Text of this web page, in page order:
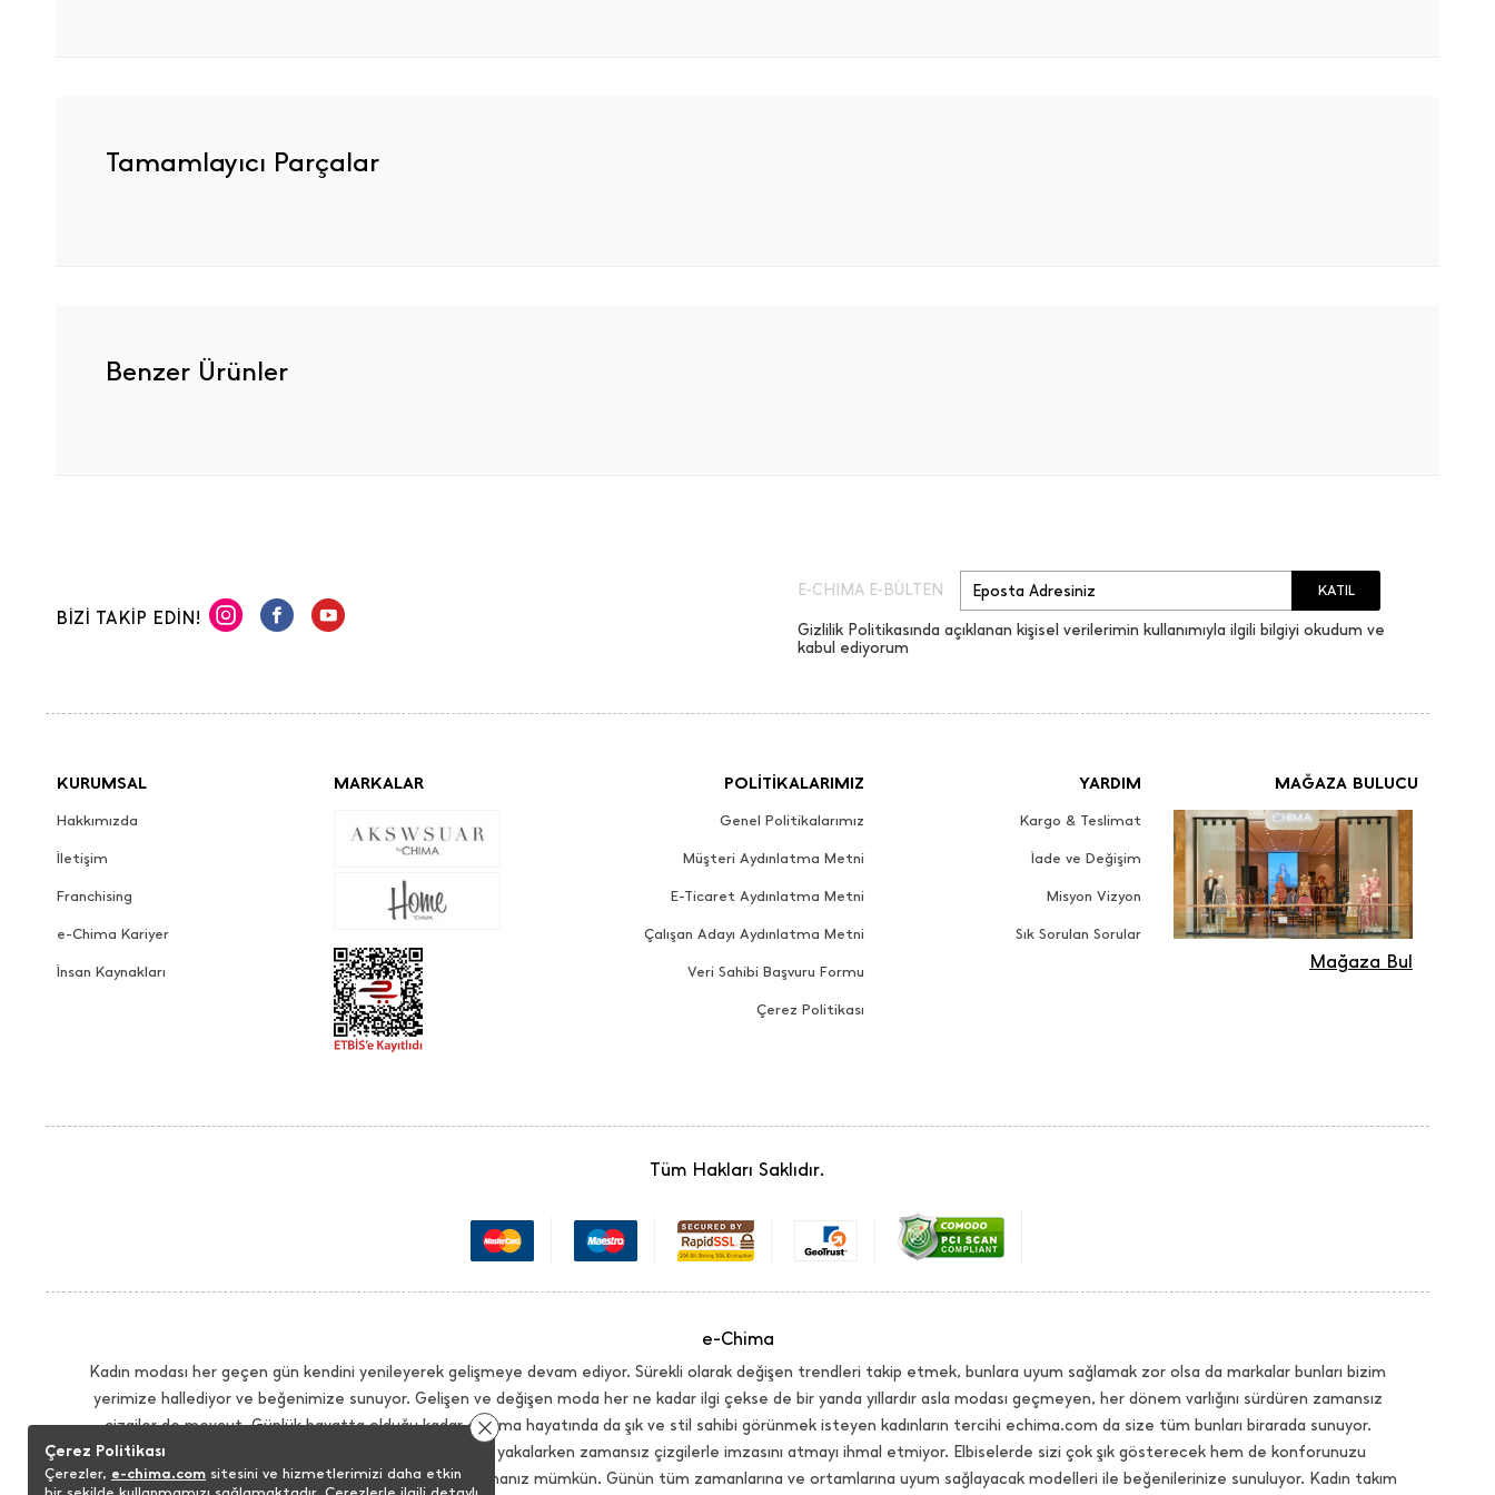
Benzer Ürünler
Tamamlayıcı Parçalar
BİZİ TAKİP EDİN!
E-CHIMA E-BÜLTEN KATIL
Gizlilik Politikasında açıklanan kişisel verilerimin kullanımıyla ilgili bilgiyi okudum ve
kabul ediyorum
KURUMSAL
Hakkımızda
İletişim
Franchising
e-Chima Kariyer
İnsan Kaynakları
MARKALAR POLİTİKALARIMIZ
Genel Politikalarımız
Müşteri Aydınlatma Metni
E-Ticaret Aydınlatma Metni
Çalışan Adayı Aydınlatma Metni
Veri Sahibi Başvuru Formu
Çerez Politikası
YARDIM
Kargo & Teslimat
İade ve Değişim
Misyon Vizyon
Sık Sorulan Sorular
MAĞAZA BULUCU
Mağaza Bul
Tüm Hakları Saklıdır.
e-Chima
Kadın modası her geçen gün kendini yenileyerek gelişmeye devam ediyor. Sürekli olarak değişen trendleri takip etmek, bunlara uyum sağlamak zor olsa da markalar bunları bizim
yerimize hallediyor ve beğenimize sunuyor. Gelişen ve değişen moda her ne kadar ilgi çekse de bir yanda yıllardır asla modası geçmeyen, her dönem varlığını sürdüren zamansız
çizgiler de mevcut. Günlük hayatta olduğu kadar çalışma hayatında da şık ve stil sahibi görünmek isteyen kadınların tercihi echima.com da size tüm bunları birarada sunuyor.
İhtiyacınız olan tüm modellerde sezonun trendlerini yakalarken zamansız çizgilerle imzasını atmayı ihmal etmiyor. Elbiselerde sizi çok şık gösterecek hem de konforunuzu
sağlayacak modelleri istediğiniz renk seçenekleriyle bulmanız mümkün. Günün tüm zamanlarına ve ortamlarına uyum sağlayacak modelleri ile beğenilerinize sunuluyor. Kadın takım
Çerez Politikası
Çerezler, e-chima.com sitesini ve hizmetlerimizi daha etkin